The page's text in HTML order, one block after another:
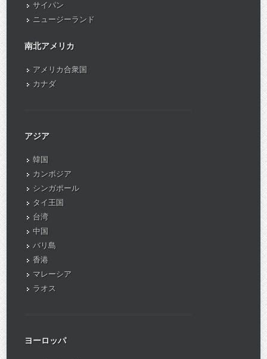
サイパン
ニュージーランド
南北アメリカ
アメリカ合衆国
カナダ
アジア
韓国
カンボジア
シンガポール
タイ王国
台湾
中国
バリ島
香港
マレーシア
ラオス
ヨーロッパ